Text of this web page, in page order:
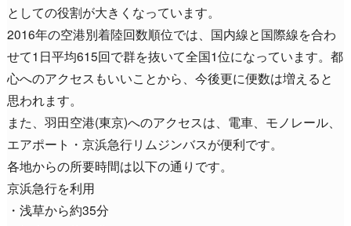
としての役割が大きくなっています。
2016年の空港別着陸回数順位では、国内線と国際線を合わ
せて1日平均615回で群を抜いて全国1位になっています。都
心へのアクセスもいいことから、今後更に便数は増えると
思われます。
また、羽田空港(東京)へのアクセスは、電車、モノレール、
エアポート・京浜急行リムジンバスが便利です。
各地からの所要時間は以下の通りです。
京浜急行を利用
・浅草から約35分